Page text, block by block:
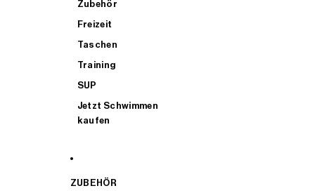
Zubehör
Freizeit
Taschen
Training
SUP
Jetzt Schwimmen
kaufen
ZUBEHÖR